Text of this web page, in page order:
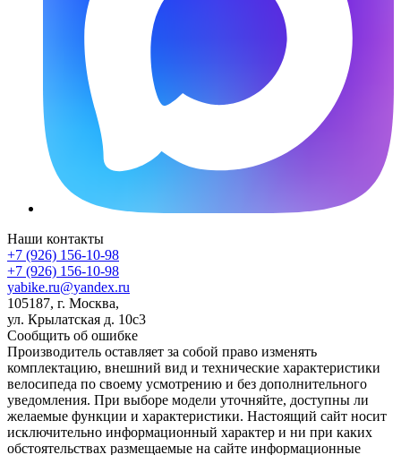
Наши контакты
+7 (926) 156-10-98
+7 (926) 156-10-98
yabike.ru@yandex.ru
105187, г. Москва,
ул. Крылатская д. 10с3
Сообщить об ошибке
Производитель оставляет за собой право изменять
комплектацию, внешний вид и технические характеристики
велосипеда по своему усмотрению и без дополнительного
уведомления. При выборе модели уточняйте, доступны ли
желаемые функции и характеристики. Настоящий сайт носит
исключительно информационный характер и ни при каких
обстоятельствах размещаемые на сайте информационные